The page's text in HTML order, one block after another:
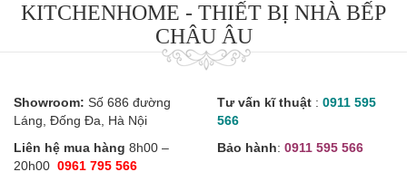
KITCHENHOME - THIẾT BỊ NHÀ BẾP
CHÂU ÂU
Showroom: Số 686 đường
Láng, Đống Đa, Hà Nội
Liên hệ mua hàng 8h00 –
20h00 0961 795 566
Tư vấn kĩ thuật : 0911 595
566
Bảo hành: 0911 595 566